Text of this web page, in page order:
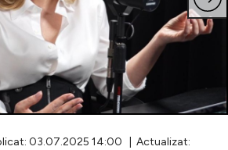
03.07.2025 14:00 | Actualizat: